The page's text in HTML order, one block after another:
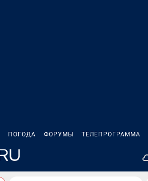
ПОГОДА ФОРУМЫ ТЕЛЕПРОГРАММА